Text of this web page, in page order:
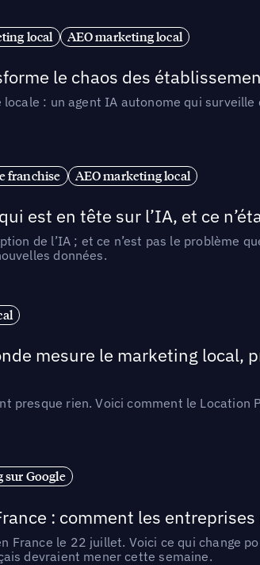
local AEO marketing local
le chaos des
locale : un agent IA autonome qui
franchise AEO marketing local
est en tête sur l’IA, et ce
de l’IA ; et ce n’est pas le problème
données.
mesure le marketing local,
presque rien. Voici comment le
Google
: comment les
France le 22 juillet. Voici ce qui change
devraient mener cette semaine.